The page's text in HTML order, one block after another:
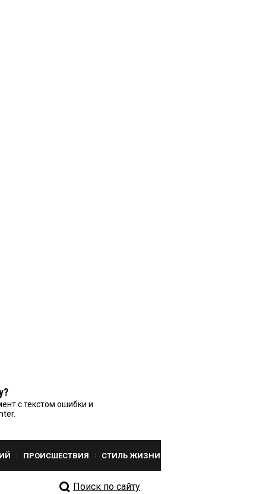
с текстом ошибки и
ПРОИСШЕСТВИЯ СТИЛЬ ЖИЗНИ
Поиск по сайту